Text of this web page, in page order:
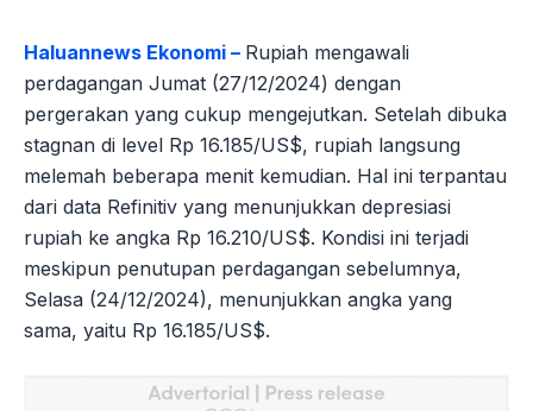
Haluannews Ekonomi – Rupiah mengawali
perdagangan Jumat (27/12/2024) dengan
pergerakan yang cukup mengejutkan. Setelah dibuka
stagnan di level Rp 16.185/US$, rupiah langsung
melemah beberapa menit kemudian. Hal ini terpantau
dari data Refinitiv yang menunjukkan depresiasi
rupiah ke angka Rp 16.210/US$. Kondisi ini terjadi
meskipun penutupan perdagangan sebelumnya,
Selasa (24/12/2024), menunjukkan angka yang
sama, yaitu Rp 16.185/US$.